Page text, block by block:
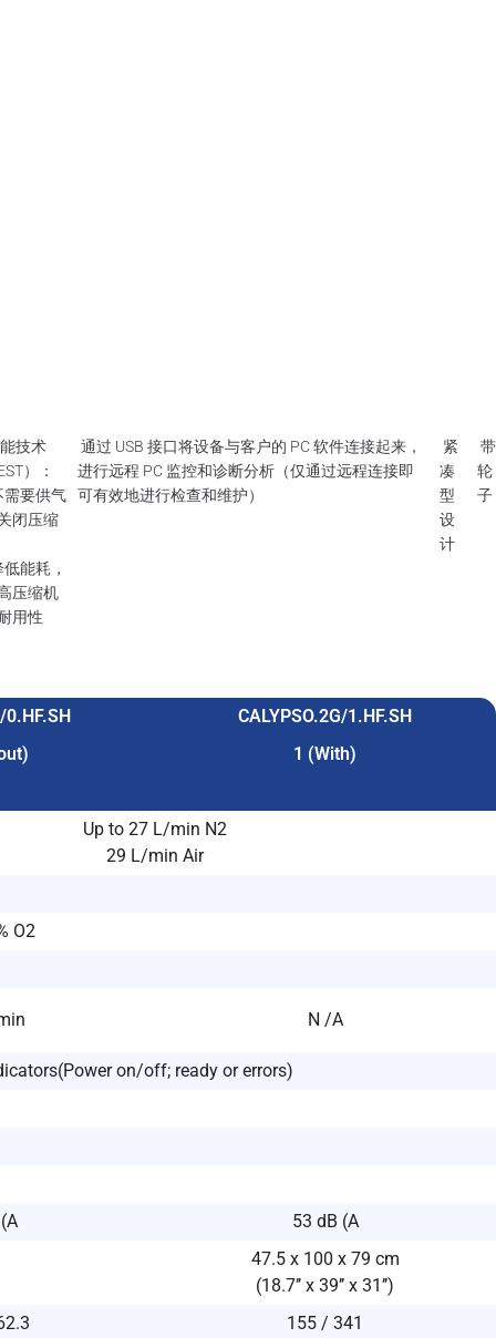
技术
）：
需要供气
闭压缩
低能耗，
压缩机
用性
通过 USB 接口将设备与客户的 PC 软件连接起来，
进行远程 PC 监控和诊断分析（仅通过远程连接即
可有效地进行检查和维护）
紧
凑
型
设
计
带
轮
子
0.HF.SH
CALYPSO.2G/1.HF.SH
1 (With)
Up to 27 L/min N2
29 L/min Air
O2
N /A
on/off; ready or errors)
53 dB (A
47.5 x 100 x 79 cm
(18.7’’ x 39’’ x 31’’)
155 / 341